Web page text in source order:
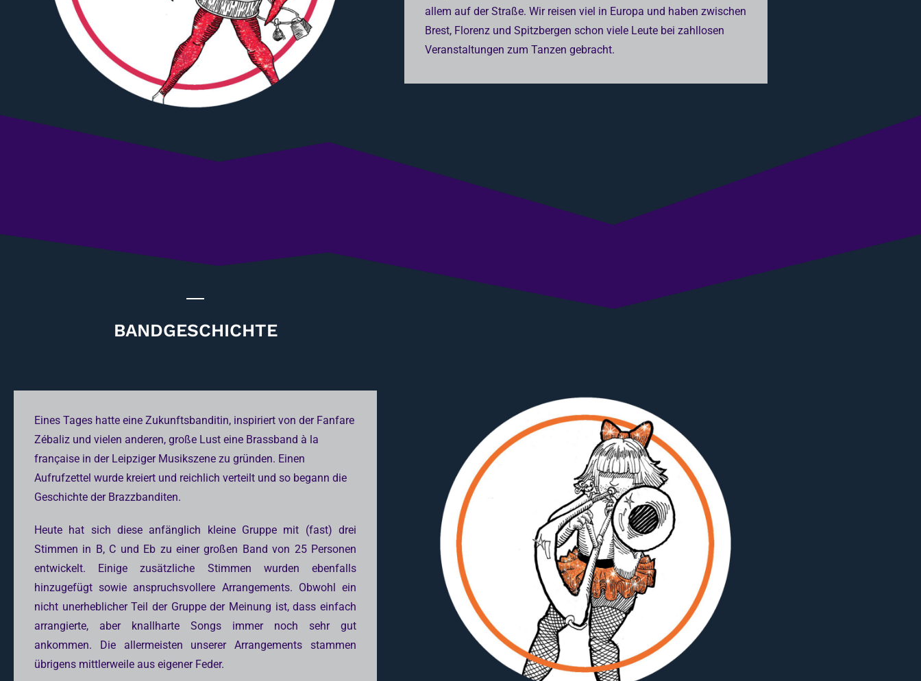
allem auf der Straße. Wir reisen viel in Europa und haben zwischen
Brest, Florenz und Spitzbergen schon viele Leute bei zahllosen
Veranstaltungen zum Tanzen gebracht.
BANDGESCHICHTE
Eines Tages hatte eine Zukunftsbanditin, inspiriert von der Fanfare
Zébaliz und vielen anderen, große Lust eine Brassband à la
française in der Leipziger Musikszene zu gründen. Einen
Aufrufzettel wurde kreiert und reichlich verteilt und so begann die
Geschichte der Brazzbanditen.
Heute hat sich diese anfänglich kleine Gruppe mit (fast) drei
Stimmen in B, C und Eb zu einer großen Band von 25 Personen
entwickelt. Einige zusätzliche Stimmen wurden ebenfalls
hinzugefügt sowie anspruchsvollere Arrangements. Obwohl ein
nicht unerheblicher Teil der Gruppe der Meinung ist, dass einfach
arrangierte, aber knallharte Songs immer noch sehr gut
ankommen. Die allermeisten unserer Arrangements stammen
übrigens mittlerweile aus eigener Feder.